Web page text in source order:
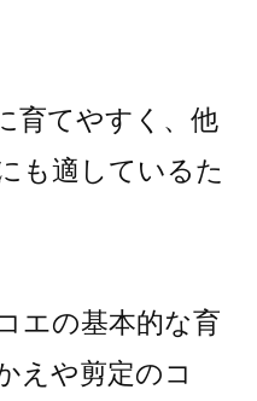
育てやすく、他
も適しているた
エの基本的な育
えや剪定のコ